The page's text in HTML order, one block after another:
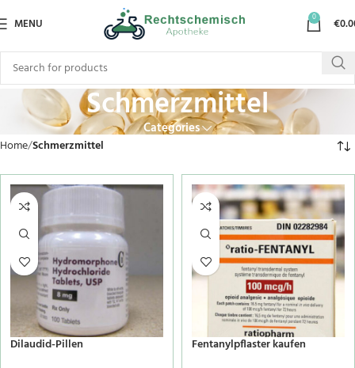
MENU 0 €
Schmerzmittel
Categories
Home Schmerzmittel
Dilaudid-Pillen
Fentanylpflaster kaufen